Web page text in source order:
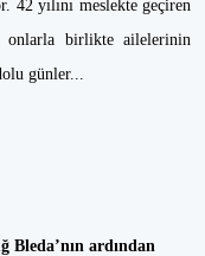
42 yılını meslekte geçiren
onlarla birlikte ailelerinin
günler...
Bleda’nın ardından